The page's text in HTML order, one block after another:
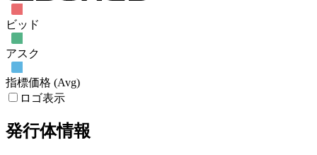
ビッド
アスク
指標価格 (Avg)
ロゴ表示
発行体情報